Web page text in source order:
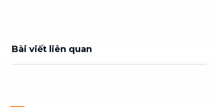
Bài viết liên quan